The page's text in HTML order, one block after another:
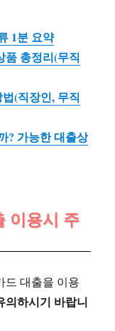
1분 요약
품 총정리(무직
(직장인, 무직
? 가능한 대출상
이용시 주
드 대출을 이용
의하시기 바랍니